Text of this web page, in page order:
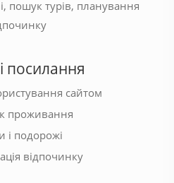
пошук турів, планування
посилання
сайтом
проживання
і подорожі
відпочинку